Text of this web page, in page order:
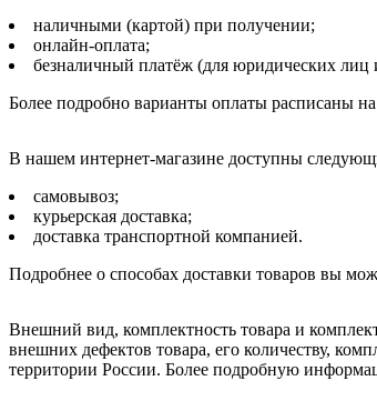
наличными (картой) при получении;
онлайн-оплата;
безналичный платёж (для юридических
Более подробно варианты оплаты расписаны
В нашем интернет-магазине доступны
самовывоз;
курьерская доставка;
доставка транспортной компанией.
Подробнее о способах доставки товаров вы
Внешний вид, комплектность товара и
внешних дефектов товара, его количеству,
территории России. Более подробную